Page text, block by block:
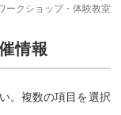
ークショップ・体験教室
情報
。複数の項目を選択